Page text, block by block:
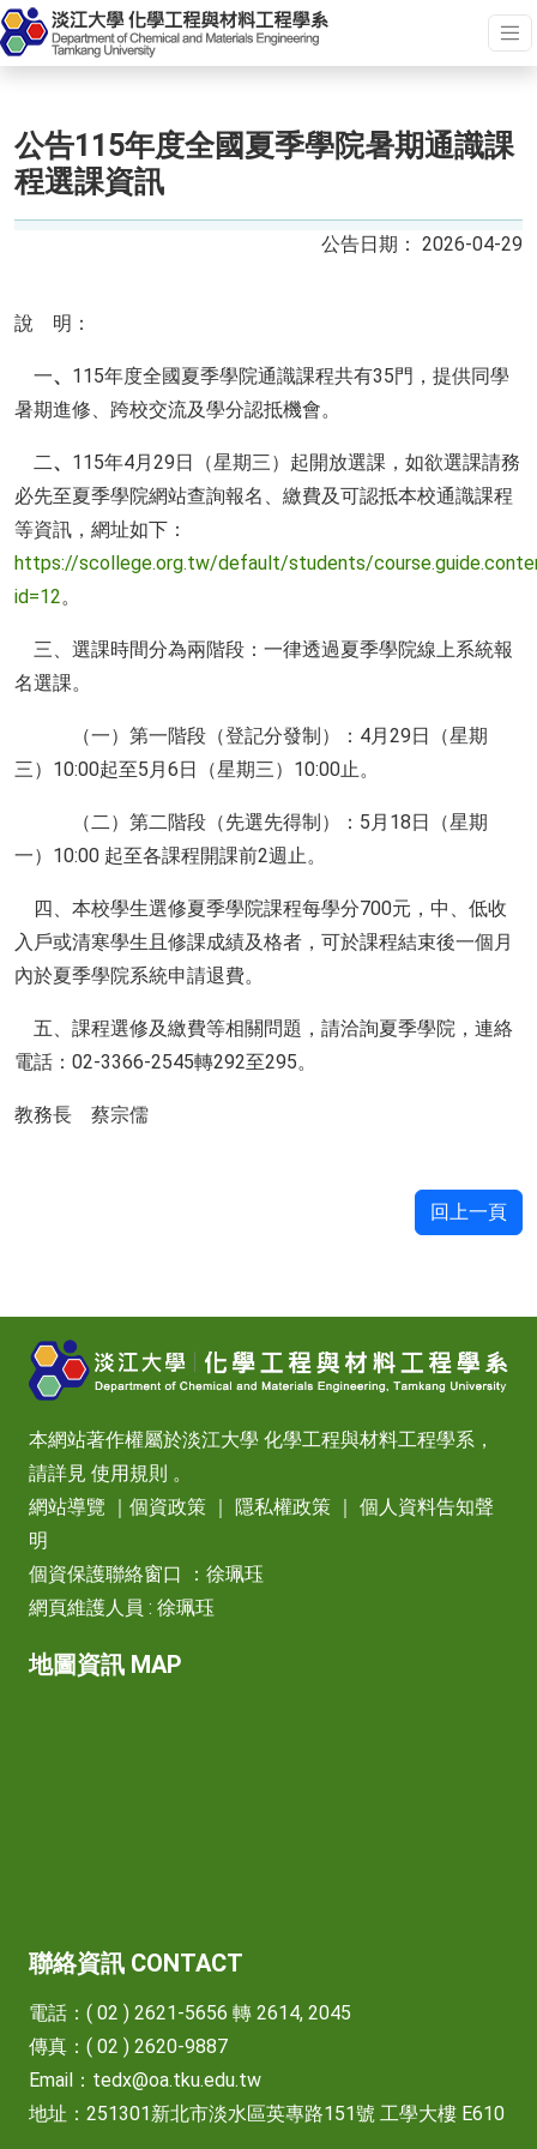
公告115年度全國夏季學院暑期通識課
程選課資訊
2026-04-29
說 明：
一、 115年度全國夏季學院通識課程共有35門，提供同學
暑期進修、跨校交流及學分認抵機會。
二、 115年4月29日（星期三）起開放選課，如欲選課請務
必先至夏季學院網站查詢報名、繳費及可認抵本校通識課程
等資訊，網址如下：
https://scollege.org.tw/default/students/
id=12。
三、選課時間分為兩階段：一律透過夏季學院線上系統報
名選課。
（一）第一階段（登記分發制）：4月29日（星期
三）10:00起至5月6日（星期三）10:00止。
（二）第二階段（先選先得制）：5月18日（星期
一）10:00 起至各課程開課前2週止。
四、本校學生選修夏季學院課程每學分700元，中、低收
入戶或清寒學生且修課成績及格者，可於課程結束後一個月
內於夏季學院系統申請退費。
五、課程選修及繳費等相關問題，請洽詢夏季學院，連絡
電話：02-3366-2545轉292至295。
教務長 蔡宗儒
回上一頁
本網站著作權屬於淡江大學 化學工程與材料工程學系，
請詳見 使用規則 。
網站導覽 ｜ 個資政策 ｜ 隱私權政策 ｜ 個人資料告知聲
明
個資保護聯絡窗口 ：徐珮珏
網頁維護人員 : 徐珮珏
地圖資訊 MAP
聯絡資訊 CONTACT
電話：( 02 ) 2621-5656 轉 2614, 2045
傳真：( 02 ) 2620-9887
Email： tedx@oa.tku.edu.tw
地址：251301新北市淡水區英專路151號 工學大樓 E610